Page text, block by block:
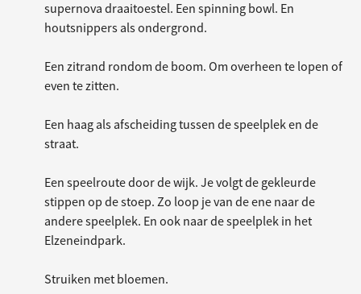
supernova draaitoestel. Een spinning bowl. En
houtsnippers als ondergrond.
Een zitrand rondom de boom. Om overheen te lopen of
even te zitten.
Een haag als afscheiding tussen de speelplek en de
straat.
Een speelroute door de wijk. Je volgt de gekleurde
stippen op de stoep. Zo loop je van de ene naar de
andere speelplek. En ook naar de speelplek in het
Elzeneindpark.
Struiken met bloemen.